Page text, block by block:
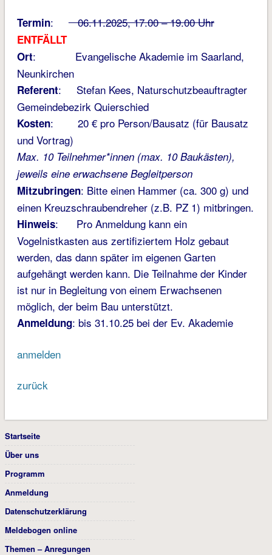
Termin:06.11.2025, 17.00 – 19.00 Uhr
ENTFÄLLT
Ort: Evangelische Akademie im Saarland,
Neunkirchen
Referent: Stefan Kees, Naturschutzbeauftragter
Gemeindebezirk Quierschied
Kosten: 20 € pro Person/Bausatz (für Bausatz
und Vortrag)
Max. 10 Teilnehmer*innen (max. 10 Baukästen),
jeweils eine erwachsene Begleitperson
Mitzubringen: Bitte einen Hammer (ca. 300 g) und
einen Kreuzschraubendreher (z.B. PZ 1) mitbringen.
Hinweis: Pro Anmeldung kann ein
Vogelnistkasten aus zertifiziertem Holz gebaut
werden, das dann später im eigenen Garten
aufgehängt werden kann. Die Teilnahme der Kinder
ist nur in Begleitung von einem Erwachsenen
möglich, der beim Bau unterstützt.
Anmeldung: bis 31.10.25 bei der Ev. Akademie
anmelden
zurück
Startseite
Über uns
Programm
Anmeldung
Datenschutzerklärung
Meldebogen online
Themen – Anregungen